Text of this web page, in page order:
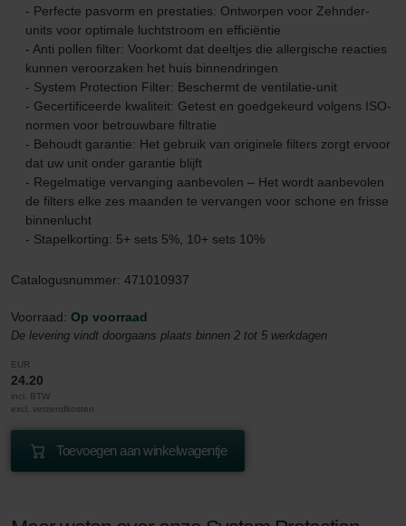
- Perfecte pasvorm en prestaties: Ontworpen voor Zehnder-
units voor optimale luchtstroom en efficiëntie
- Anti pollen filter: Voorkomt dat deeltjes die allergische reacties
kunnen veroorzaken het huis binnendringen
- System Protection Filter: Beschermt de ventilatie-unit
- Gecertificeerde kwaliteit: Getest en goedgekeurd volgens ISO-
normen voor betrouwbare filtratie
- Behoudt garantie: Het gebruik van originele filters zorgt ervoor
dat uw unit onder garantie blijft
- Regelmatige vervanging aanbevolen – Het wordt aanbevolen
de filters elke zes maanden te vervangen voor schone en frisse
binnenlucht
- Stapelkorting: 5+ sets 5%, 10+ sets 10%
Catalogusnummer: 471010937
Voorraad: Op voorraad
De levering vindt doorgaans plaats binnen 2 tot 5 werkdagen
EUR
24.20
incl. BTW
excl. verzendkosten
Toevoegen aan winkelwagentje